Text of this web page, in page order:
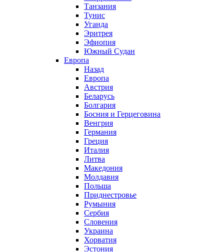
Танзания
Тунис
Уганда
Эритрея
Эфиопия
Южный Судан
Европа
Назад
Европа
Австрия
Беларусь
Болгария
Босния и Герцеговина
Венгрия
Германия
Греция
Италия
Литва
Македония
Молдавия
Польша
Приднестровье
Румыния
Сербия
Словения
Украина
Хорватия
Эстония